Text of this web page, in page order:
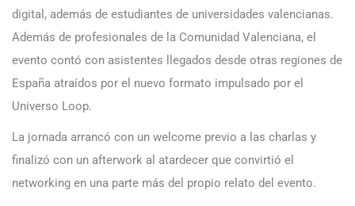
digital, además de estudiantes de universidades valencianas.
Además de profesionales de la Comunidad Valenciana, el
evento contó con asistentes llegados desde otras regiones de
España atraídos por el nuevo formato impulsado por el
Universo Loop.
La jornada arrancó con un welcome previo a las charlas y
finalizó con un afterwork al atardecer que convirtió el
networking en una parte más del propio relato del evento.